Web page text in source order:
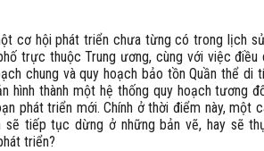
cơ hội phát triển chưa từng có trong lịch
trực thuộc Trung ương, cùng với việc điều
chung và quy hoạch bảo tồn Quần thể di
hình thành một hệ thống quy hoạch tương
phát triển mới. Chính ở thời điểm này, một
sẽ tiếp tục dừng ở những bản vẽ, hay sẽ
triển?